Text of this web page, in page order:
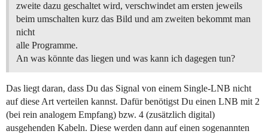
zweite dazu geschaltet wird, verschwindet am ersten jeweils
beim umschalten kurz das Bild und am zweiten bekommt man
nicht
alle Programme.
An was könnte das liegen und was kann ich dagegen tun?
Das liegt daran, dass Du das Signal von einem Single-LNB nicht
auf diese Art verteilen kannst. Dafür benötigst Du einen LNB mit 2
(bei rein analogem Empfang) bzw. 4 (zusätzlich digital)
ausgehenden Kabeln. Diese werden dann auf einen sogenannten